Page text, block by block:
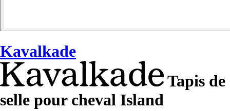
Kavalkade
Tapis de
selle pour cheval Island